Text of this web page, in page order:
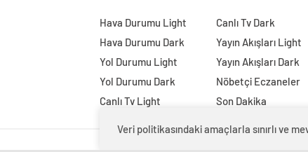
Hava Durumu Light
Hava Durumu Dark
Yol Durumu Light
Yol Durumu Dark
Canlı Tv Light
Canlı Tv Dark
Yayın Akışları Light
Yayın Akışları Dark
Nöbetçi Eczaneler
Son Dakika
Veri politikasındaki amaçlarla sınırlı ve